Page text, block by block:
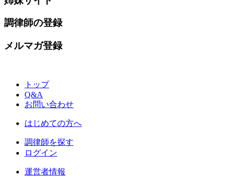
調律師の登録
メルマガ登録
トップ
Q&A
お問い合わせ
はじめての方へ
調律師を探す
ログイン
運営者情報